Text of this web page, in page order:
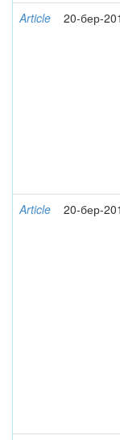
Article
20-бер-
Article
20-бер-